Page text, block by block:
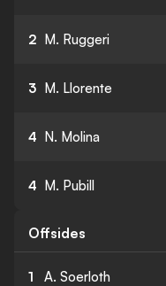
2 M. Ruggeri
3 M. Llorente
4 N. Molina
4 M. Pubill
Offsides
1 A. Soerloth